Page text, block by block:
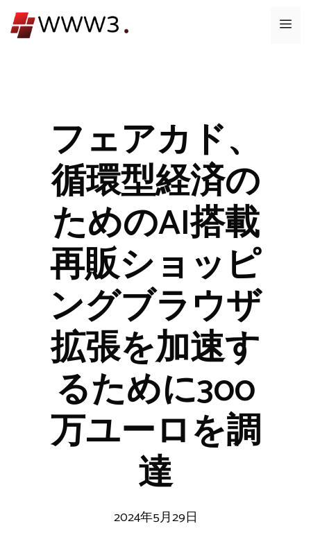
ン
メ
フェアカド、
循環型経済の
ためのAI搭載
再販ショッピ
ングブラウザ
拡張を加速す
るために300
万ユーロを調
達
2024年5月29日